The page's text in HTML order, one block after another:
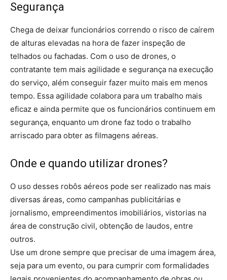
Segurança
Chega de deixar funcionários correndo o risco de caírem
de alturas elevadas na hora de fazer inspeção de
telhados ou fachadas. Com o uso de drones, o
contratante tem mais agilidade e segurança na execução
do serviço, além conseguir fazer muito mais em menos
tempo. Essa agilidade colabora para um trabalho mais
eficaz e ainda permite que os funcionários continuem em
segurança, enquanto um drone faz todo o trabalho
arriscado para obter as filmagens aéreas.
Onde e quando utilizar drones?
O uso desses robôs aéreos pode ser realizado nas mais
diversas áreas, como campanhas publicitárias e
jornalismo, empreendimentos imobiliários, vistorias na
área de construção civil, obtenção de laudos, entre
outros.
Use um drone sempre que precisar de uma imagem área,
seja para um evento, ou para cumprir com formalidades